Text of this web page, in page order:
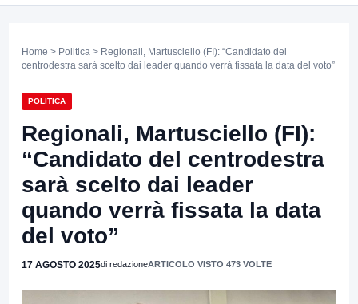
individuato il presunto autore
Home > Politica > Regionali, Martusciello (FI): “Candidato del
centrodestra sarà scelto dai leader quando verrà fissata la data del voto”
POLITICA
Regionali, Martusciello (FI):
“Candidato del centrodestra
sarà scelto dai leader
quando verrà fissata la data
del voto”
17 AGOSTO 2025di redazioneARTICOLO VISTO 473 VOLTE